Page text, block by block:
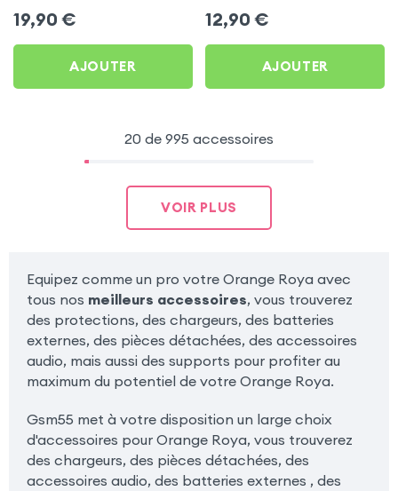
Orange Roya
19,90 €
AJOUTER
Blanc pour Orange Roya
12,90 €
AJOUTER
20 de 995 accessoires
VOIR PLUS
Equipez comme un pro votre Orange Roya avec
tous nos meilleurs accessoires, vous trouverez
des protections, des chargeurs, des batteries
externes, des pièces détachées, des accessoires
audio, mais aussi des supports pour profiter au
maximum du potentiel de votre Orange Roya.
Gsm55 met à votre disposition un large choix
d'accessoires pour Orange Roya, vous trouverez
des chargeurs, des pièces détachées, des
accessoires audio, des batteries externes , des